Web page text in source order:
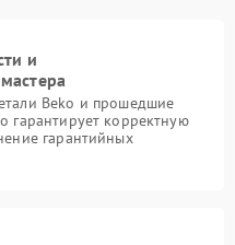
и
Beko и прошедшие
гарантирует корректную
гарантийных